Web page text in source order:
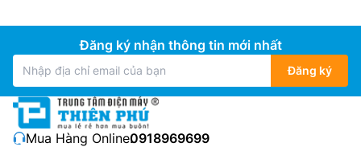
Đăng ký nhận thông tin mới nhất
Đăng ký
Mua Hàng Online:0918969699